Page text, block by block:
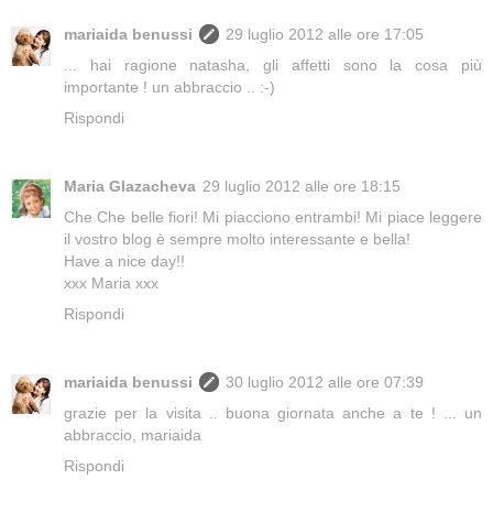
mariaida benussi
29 luglio 2012 alle ore 17:05
... hai ragione natasha, gli affetti sono la cosa più
importante ! un abbraccio .. :-)
Rispondi
Maria Glazacheva 29 luglio 2012 alle ore 18:15
Che Che belle fiori! Mi piacciono entrambi! Mi piace leggere
il vostro blog è sempre molto interessante e bella!
Have a nice day!!
xxx Maria xxx
Rispondi
mariaida benussi
30 luglio 2012 alle ore 07:39
grazie per la visita .. buona giornata anche a te ! ... un
abbraccio, mariaida
Rispondi